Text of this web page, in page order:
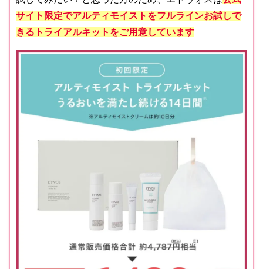
サイト限定でアルティモイストをフルラインお試しで
きるトライアルキットをご用意しています